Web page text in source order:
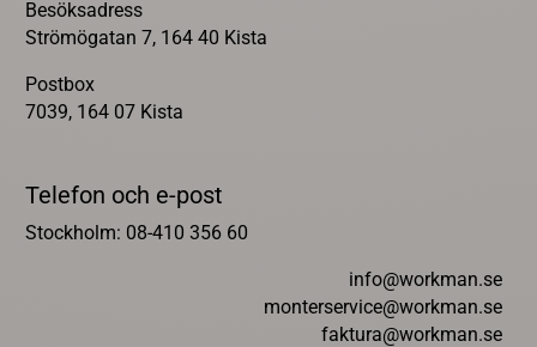
Besöksadress
Strömögatan 7, 164 40 Kista
Postbox
7039, 164 07 Kista
Telefon och e-post
Stockholm: 08-410 356 60
info@workman.se
monterservice@workman.se
faktura@workman.se